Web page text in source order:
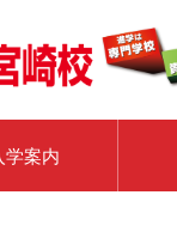
学案内